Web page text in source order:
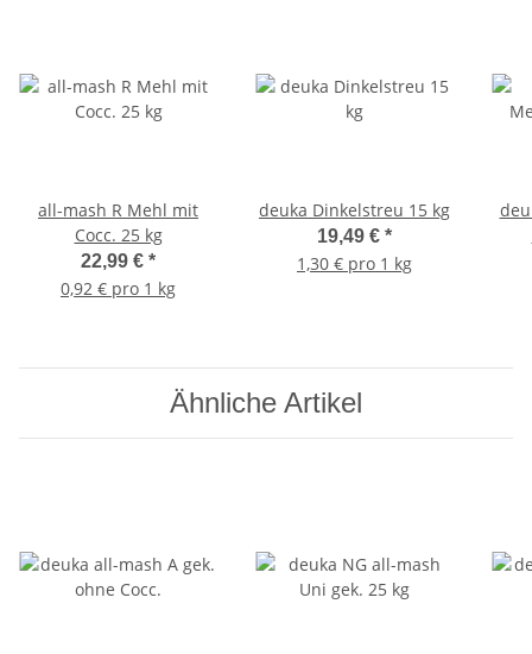
all-mash R Mehl mit
Cocc. 25 kg
22,99 € *
0,92 € pro 1 kg
deuka Dinkelstreu 15 kg
19,49 € *
1,30 € pro 1 kg
Ähnliche Artikel